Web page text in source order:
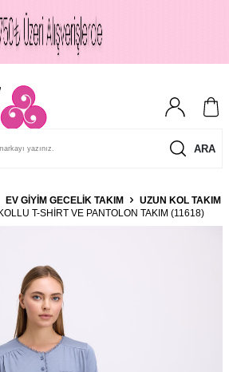
ARA
EV GIYIM GECELIK TAKIM
UZUN KOL TAKIM
T-SHIRT VE PANTOLON TAKIM (11618)